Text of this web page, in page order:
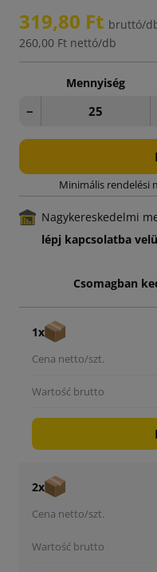
319,80 Ft bruttó/
260,00 Ft nettó/db
Mennyiség
−
Minimális rendelési
Nagykereskedelmi
lépj kapcsolatba
Csomagban
1x
2x